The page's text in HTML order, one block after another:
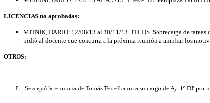
LICENCIAS no aprobadas:
MITNIK, DARIO: 12/08/13 al 30/11/13. JTP DS. Sobrecarga de tareas
pidió al docente que concurra a la próxima reunión a ampliar los
OTROS:
    Se aceptó la renuncia de Tomás Teitelbaum a su cargo de Ay. 1º DP por